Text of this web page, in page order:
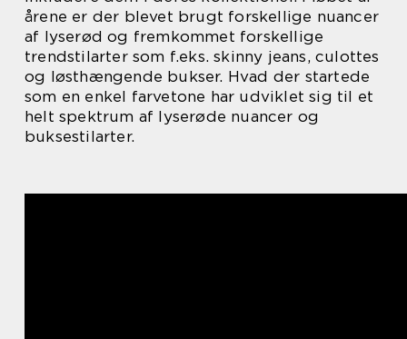
årene er der blevet brugt forskellige nuancer
af lyserød og fremkommet forskellige
trendstilarter som f.eks. skinny jeans, culottes
og løsthængende bukser. Hvad der startede
som en enkel farvetone har udviklet sig til et
helt spektrum af lyserøde nuancer og
buksestilarter.